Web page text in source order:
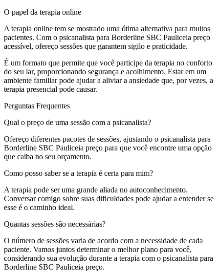
O papel da terapia online
A terapia online tem se mostrado uma ótima alternativa para muitos
pacientes. Com o psicanalista para Borderline SBC Pauliceia preço
acessível, ofereço sessões que garantem sigilo e praticidade.
É um formato que permite que você participe da terapia no conforto
do seu lar, proporcionando segurança e acolhimento. Estar em um
ambiente familiar pode ajudar a aliviar a ansiedade que, por vezes, a
terapia presencial pode causar.
Perguntas Frequentes
Qual o preço de uma sessão com a psicanalista?
Ofereço diferentes pacotes de sessões, ajustando o psicanalista para
Borderline SBC Pauliceia preço para que você encontre uma opção
que caiba no seu orçamento.
Como posso saber se a terapia é certa para mim?
A terapia pode ser uma grande aliada no autoconhecimento.
Conversar comigo sobre suas dificuldades pode ajudar a entender se
esse é o caminho ideal.
Quantas sessões são necessárias?
O número de sessões varia de acordo com a necessidade de cada
paciente. Vamos juntos determinar o melhor plano para você,
considerando sua evolução durante a terapia com o psicanalista para
Borderline SBC Pauliceia preço.